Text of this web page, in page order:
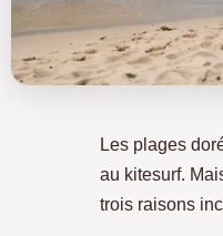
Les plages
au kitesurf.
trois raisons